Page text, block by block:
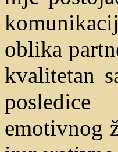
oblika
kvalitetan
posledice
emotivnog